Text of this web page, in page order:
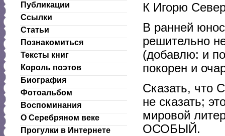
Публикации
Ссылки
Статьи
Познакомиться
Тексты книг
Король поэтов
Биография
Фотоальбом
Воспоминания
О Серебряном веке
Прогулки в Интернете
К Игорю
В ранней
решительно
(добавлю: и
покорен и
Сказать, что
не сказать;
мировой
ОСОБЫЙ.